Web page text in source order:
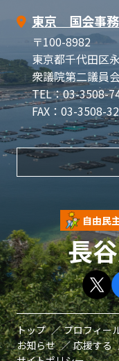
東京 国会事
〒100-8982
東京都千代田区
衆議院第二議員
TEL：03-3508-
FAX：03-3508-
自由民
長
トップ プロフィー
お知らせ
応援する